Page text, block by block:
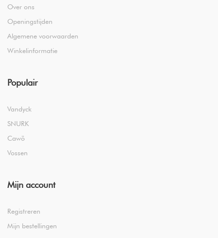
Over ons
Openingstijden
Algemene voorwaarden
Winkelinformatie
Populair
Vandyck
SNURK
Cawö
Vossen
Mijn account
Registreren
Mijn bestellingen